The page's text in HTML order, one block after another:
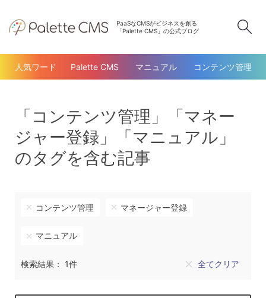
PaaSなCMSがビジネスを創る
「Palette CMS」の公式ブログ
人気ワード Palette CMS マニュアル コンテンツ管理
「コンテンツ管理」「マネー
ジャー登録」「マニュアル」
のタグを含む記事
コンテンツ管理 マネージャー登録
マニュアル
検索結果： 1件 全てクリア